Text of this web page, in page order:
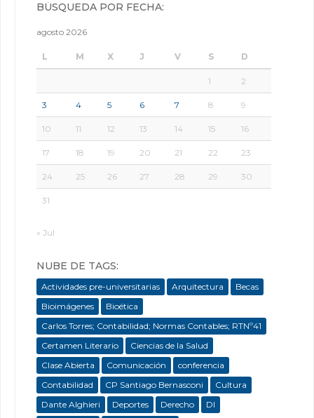
BÚSQUEDA POR FECHA:
agosto 2026
L M X J V S D
1 2
3 4 5 6 7 8 9
10 11 12 13 14 15 16
17 18 19 20 21 22 23
24 25 26 27 28 29 30
31
« Jul
NUBE DE TAGS:
Actividades pre-universitarias Arquitectura
Becas
Bioimágenes
Bioética
Carlos Torres; Contabilidad; Normas Contables; RTNº41
Certamen Literario
Ciencias de la Salud
Clase Abierta
Comunicación
conferencia
Contabilidad
CP Santiago Bernasconi
Cultura
Dante Alghieri
Deportes Derecho
DI